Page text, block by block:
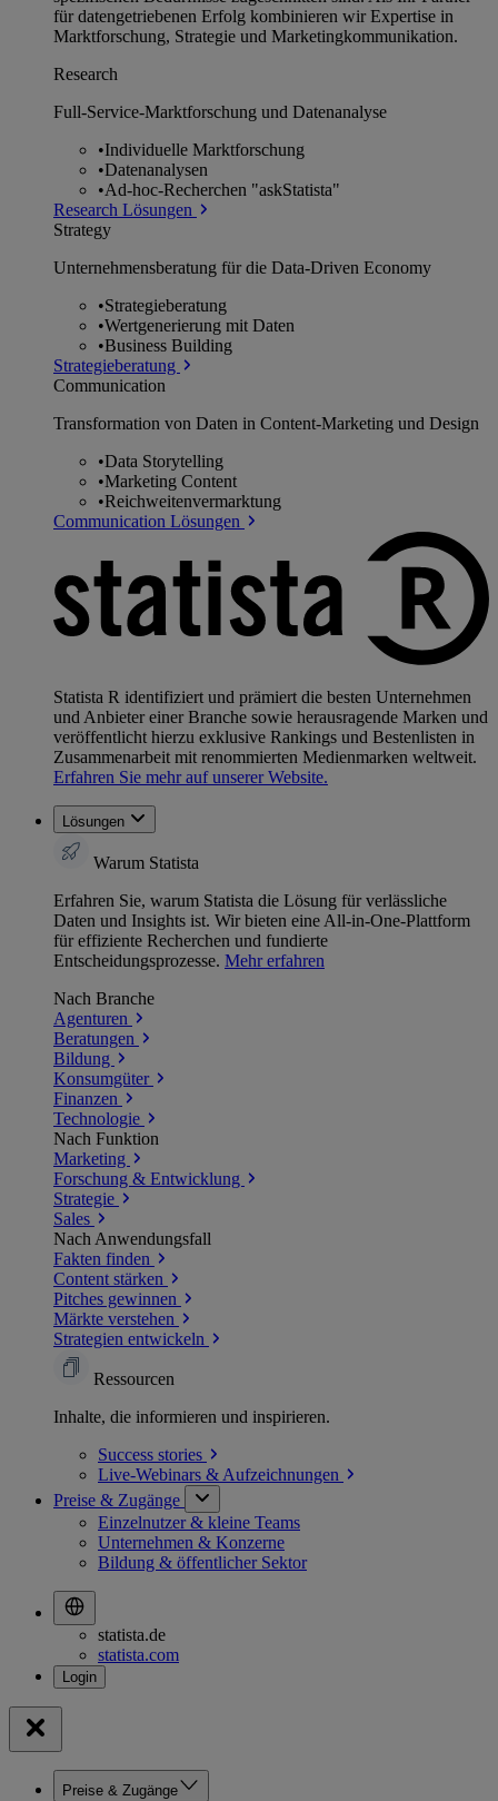
für datengetriebenen Erfolg kombinieren wir Expertise in
Marktforschung, Strategie und Marketingkommunikation.
Research
Full-Service-Marktforschung und Datenanalyse
•Individuelle Marktforschung
•Datenanalysen
•Ad-hoc-Recherchen "askStatista"
Research Lösungen
Strategy
Unternehmens­beratung für die Data-Driven Economy
•Strategieberatung
•Wertgenerierung mit Daten
•Business Building
Strategieberatung
Communication
Transformation von Daten in Content-Marketing und Design
•Data Storytelling
•Marketing Content
•Reichweitenvermarktung
Communication Lösungen
Statista R identifiziert und prämiert die besten Unternehmen
und Anbieter einer Branche sowie herausragende Marken und
veröffentlicht hierzu exklusive Rankings und Bestenlisten in
Zusammenarbeit mit renommierten Medienmarken weltweit.
Erfahren Sie mehr auf unserer Website.
Lösungen
Warum Statista
Erfahren Sie, warum Statista die Lösung für verlässliche
Daten und Insights ist. Wir bieten eine All-in-One-Plattform
für effiziente Recherchen und fundierte
Entscheidungsprozesse. Mehr erfahren
Nach Branche
Agenturen
Beratungen
Bildung
Konsumgüter
Finanzen
Technologie
Nach Funktion
Marketing
Forschung & Entwicklung
Strategie
Sales
Nach Anwendungsfall
Fakten finden
Content stärken
Pitches gewinnen
Märkte verstehen
Strategien entwickeln
Ressourcen
Inhalte, die informieren und inspirieren.
Success stories
Live-Webinars & Aufzeichnungen
Preise & Zugänge
Einzelnutzer & kleine Teams
Unternehmen & Konzerne
Bildung & öffentlicher Sektor
statista.de
statista.com
Preise & Zugänge